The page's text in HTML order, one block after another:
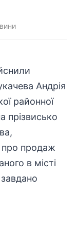
Андрія
районної
прізвисько
,
про продаж
в місті